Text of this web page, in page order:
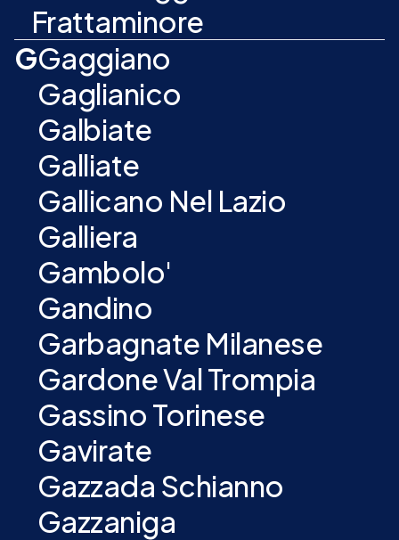
Frattaminore
GGaggiano
Gaglianico
Galbiate
Galliate
Gallicano Nel Lazio
Galliera
Gambolo'
Gandino
Garbagnate Milanese
Gardone Val Trompia
Gassino Torinese
Gavirate
Gazzada Schianno
Gazzaniga